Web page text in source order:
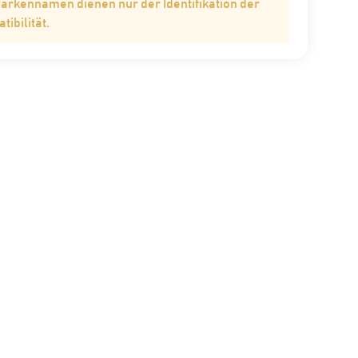
dienen nur der Identifikation der